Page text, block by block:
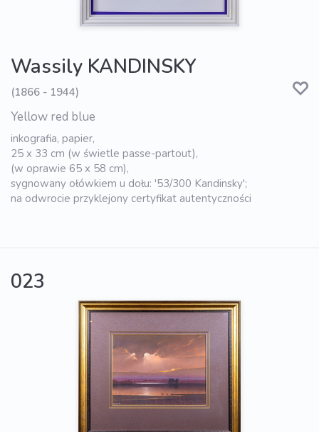
Wassily KANDINSKY
(1866 - 1944)
Yellow red blue
inkografia, papier,
25 x 33 cm (w świetle passe-partout),
(w oprawie 65 x 58 cm),
sygnowany ołówkiem u dołu: '53/300 Kandinsky';
na odwrocie przyklejony certyfikat autentyczności
023